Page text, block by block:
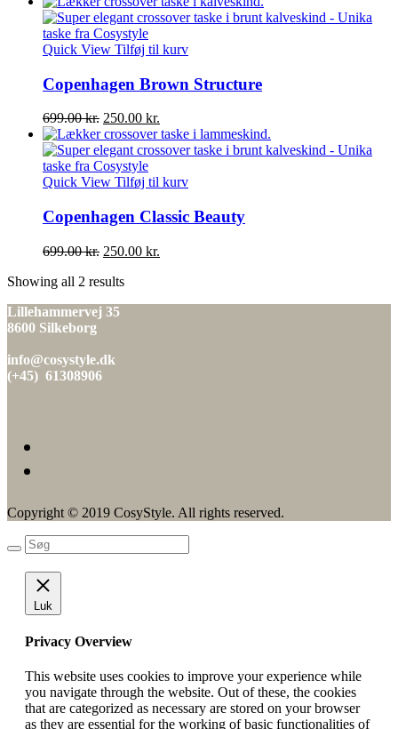
Quick View Tilføj til kurv
Copenhagen Brown Structure
699.00kr. Den
oprindelige
pris
var:
699.00 kr..
250.00 kr.
aktuelle
pris
250.00 kr..
Quick View Tilføj til kurv
Copenhagen Classic Beauty
699.00kr. Den
pris
699.00 kr..
250.00 kr.
Showing all 2 results
Lillehammervej 35
8600 Silkeborg
info@cosystyle.dk
(+45) 61308906
Copyright © 2019 CosyStyle. All rights reserved.
Luk
Privacy Overview
This website uses cookies to improve your experience while
you navigate through the website. Out of these, the cookies
that are categorized as necessary are stored on your browser
as they are essential for the working of basic functionalities of